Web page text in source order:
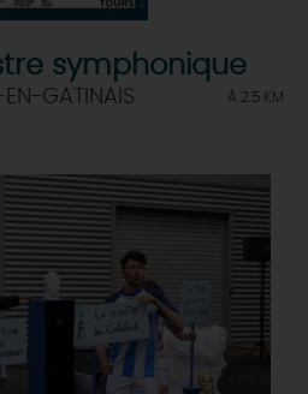
symphonique
EN-GATINAIS À 2.5 KM